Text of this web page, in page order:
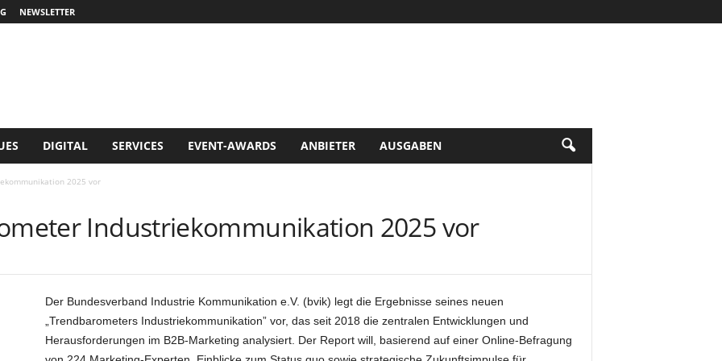
NEWSLETTER
DIGITAL SERVICES EVENT-AWARDS ANBIETER AUSGABEN
2025 vor
Industriekommunikation 2025 vor
Der Bundesverband Industrie Kommunikation e.V. (bvik) legt die Ergebnisse seines neuen
„Trendbarometers Industriekommunikation” vor, das seit 2018 die zentralen Entwicklungen und
Herausforderungen im B2B-Marketing analysiert. Der Report will, basierend auf einer Online-Befragung